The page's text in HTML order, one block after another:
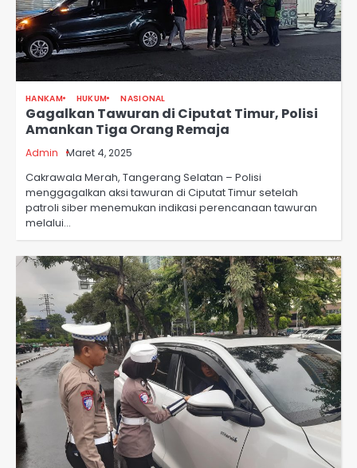
HANKAM HUKUM NASIONAL
Gagalkan Tawuran di Ciputat Timur, Polisi
Amankan Tiga Orang Remaja
Admin Maret 4, 2025
Cakrawala Merah, Tangerang Selatan – Polisi
menggagalkan aksi tawuran di Ciputat Timur setelah
patroli siber menemukan indikasi perencanaan tawuran
melalui…